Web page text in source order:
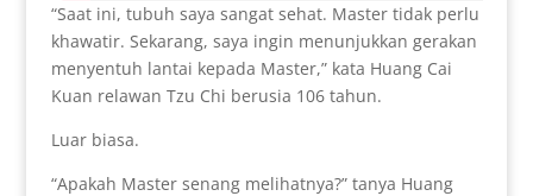
“Saat ini, tubuh saya sangat sehat. Master tidak perlu
khawatir. Sekarang, saya ingin menunjukkan gerakan
menyentuh lantai kepada Master,” kata Huang Cai
Kuan relawan Tzu Chi berusia 106 tahun.
Luar biasa.
“Apakah Master senang melihatnya?” tanya Huang